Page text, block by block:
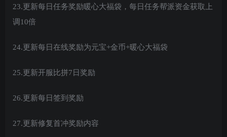
23.更新每日任务奖励暖心大福袋，每日任务帮派资金获取上
调10倍
24.更新每日在线奖励为元宝+金币+暖心大福袋
25.更新开服比拼7日奖励
26.更新每日签到奖励
27.更新修复首冲奖励内容